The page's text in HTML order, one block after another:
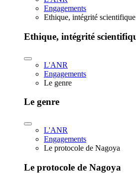
Engagements
Ethique, intégrité
Ethique, intégrité
L'ANR
Engagements
Le genre
Le genre
L'ANR
Engagements
Le protocole de Nagoya
Le protocole de Nagoya